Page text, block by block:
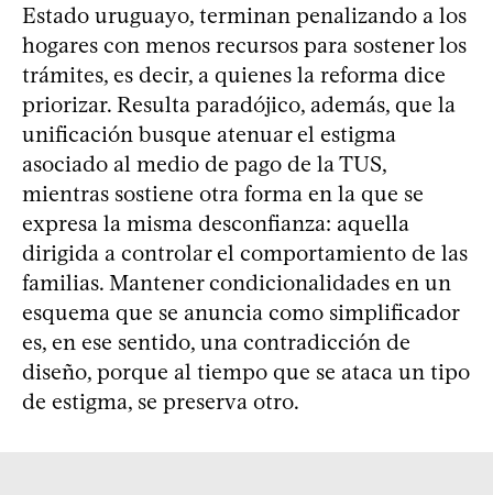
Estado uruguayo, terminan penalizando a los
hogares con menos recursos para sostener los
trámites, es decir, a quienes la reforma dice
priorizar. Resulta paradójico, además, que la
unificación busque atenuar el estigma
asociado al medio de pago de la TUS,
mientras sostiene otra forma en la que se
expresa la misma desconfianza: aquella
dirigida a controlar el comportamiento de las
familias. Mantener condicionalidades en un
esquema que se anuncia como simplificador
es, en ese sentido, una contradicción de
diseño, porque al tiempo que se ataca un tipo
de estigma, se preserva otro.